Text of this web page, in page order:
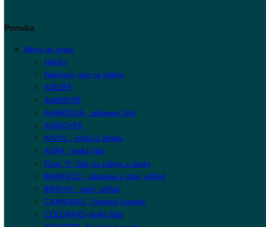
Ponuka
Rámy na mieru
Háčiky
Napínací rám na plátno
ATELIÉR
AMBIENTE
AMBROSIA - zdobená lišta
ANDOVER
ANVIL - imitácia železa
AURA - tenká lišta
Float "L" lišta na plátna a dosky
BRIMFIELD - zdobená a starý vzhľad
BRITANY - starý vzhľad
CARNIVALE - farebná hranatá
COLORATO- tenká lišta